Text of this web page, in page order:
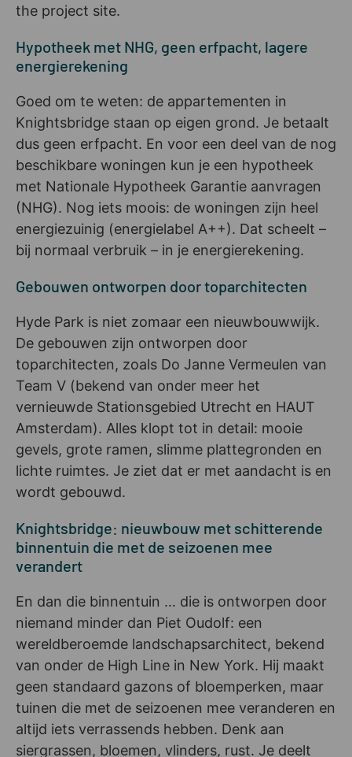
the project site.
Hypotheek met NHG, geen erfpacht, lagere
energierekening
Goed om te weten: de appartementen in
Knightsbridge staan op eigen grond. Je betaalt
dus geen erfpacht. En voor een deel van de nog
beschikbare woningen kun je een hypotheek
met Nationale Hypotheek Garantie aanvragen
(NHG). Nog iets moois: de woningen zijn heel
energiezuinig (energielabel A++). Dat scheelt –
bij normaal verbruik – in je energierekening.
Gebouwen ontworpen door toparchitecten
Hyde Park is niet zomaar een nieuwbouwwijk.
De gebouwen zijn ontworpen door
toparchitecten, zoals Do Janne Vermeulen van
Team V (bekend van onder meer het
vernieuwde Stationsgebied Utrecht en HAUT
Amsterdam). Alles klopt tot in detail: mooie
gevels, grote ramen, slimme plattegronden en
lichte ruimtes. Je ziet dat er met aandacht is en
wordt gebouwd.
Knightsbridge: nieuwbouw met schitterende
binnentuin die met de seizoenen mee
verandert
En dan die binnentuin … die is ontworpen door
niemand minder dan Piet Oudolf: een
wereldberoemde landschapsarchitect, bekend
van onder de High Line in New York. Hij maakt
geen standaard gazons of bloemperken, maar
tuinen die met de seizoenen mee veranderen en
altijd iets verrassends hebben. Denk aan
siergrassen, bloemen, vlinders, rust. Je deelt